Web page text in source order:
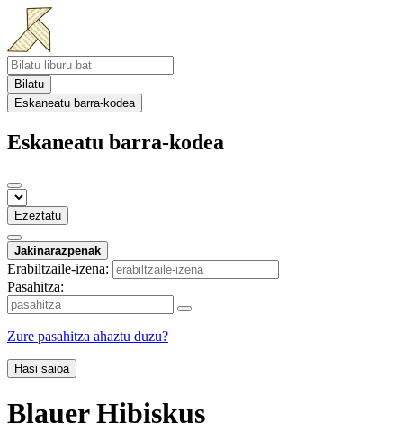
Bilatu
Eskaneatu barra-kodea
Eskaneatu barra-kodea
Ezeztatu
Jakinarazpenak
Erabiltzaile-izena:
Pasahitza:
Zure pasahitza ahaztu duzu?
Hasi saioa
Blauer Hibiskus